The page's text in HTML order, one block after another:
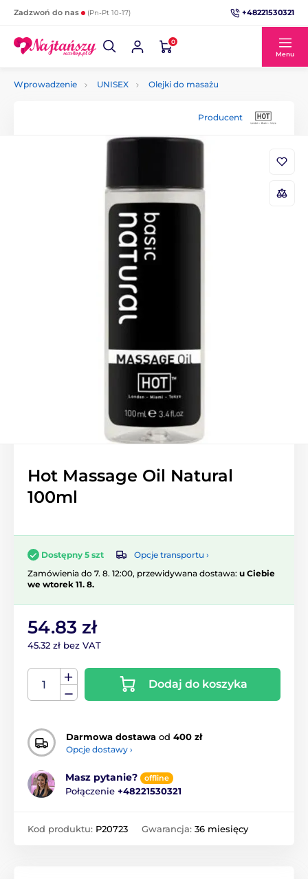
Zadzwoń do nas (Pn-Pt 10-17) +48221530321
0
Menu
Wprowadzenie UNISEX Olejki do masażu
Producent
Hot Massage Oil Natural
100ml
Dostępny 5 szt
Opcje transportu ›
Zamówienia do 7. 8. 12:00, przewidywana dostawa: u Ciebie
we wtorek 11. 8.
54.83 zł
45.32 zł bez VAT
Dodaj do koszyka
Darmowa dostawa od 400 zł
Opcje dostawy ›
Masz pytanie? offline
Połączenie +48221530321
Kod produktu: P20723 Gwarancja: 36 miesięcy